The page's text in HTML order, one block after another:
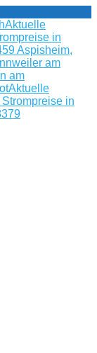
Aktuelle
in
Aspisheim,
am
am
Aktuelle
in